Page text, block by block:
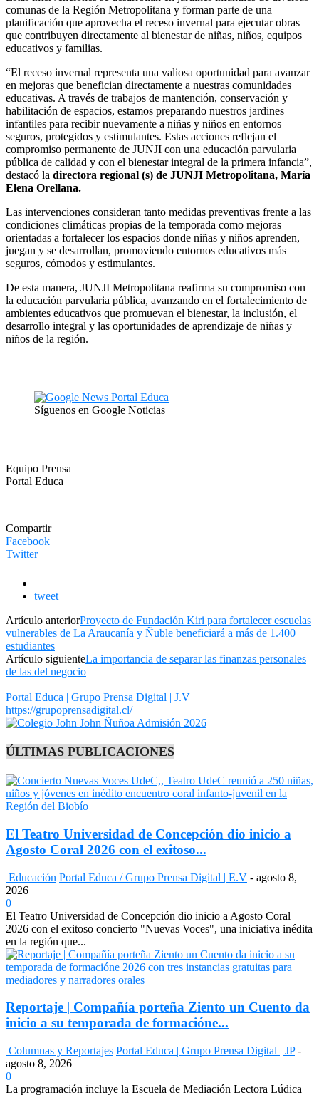
comunas de la Región Metropolitana y forman parte de una
planificación que aprovecha el receso invernal para ejecutar obras
que contribuyen directamente al bienestar de niñas, niños, equipos
educativos y familias.
“El receso invernal representa una valiosa oportunidad para avanzar
en mejoras que benefician directamente a nuestras comunidades
educativas. A través de trabajos de mantención, conservación y
habilitación de espacios, estamos preparando nuestros jardines
infantiles para recibir nuevamente a niñas y niños en entornos
seguros, protegidos y estimulantes. Estas acciones reflejan el
compromiso permanente de JUNJI con una educación parvularia
pública de calidad y con el bienestar integral de la primera infancia”,
destacó la directora regional (s) de JUNJI Metropolitana, María
Elena Orellana.
Las intervenciones consideran tanto medidas preventivas frente a las
condiciones climáticas propias de la temporada como mejoras
orientadas a fortalecer los espacios donde niñas y niños aprenden,
juegan y se desarrollan, promoviendo entornos educativos más
seguros, cómodos y estimulantes.
De esta manera, JUNJI Metropolitana reafirma su compromiso con
la educación parvularia pública, avanzando en el fortalecimiento de
ambientes educativos que promuevan el bienestar, la inclusión, el
desarrollo integral y las oportunidades de aprendizaje de niñas y
niños de la región.
Síguenos en Google Noticias
Equipo Prensa
Portal Educa
Compartir
Facebook
Twitter
tweet
Artículo anteriorProyecto de Fundación Kiri para fortalecer escuelas
vulnerables de La Araucanía y Ñuble beneficiará a más de 1.400
estudiantes
Artículo siguienteLa importancia de separar las finanzas personales
de las del negocio
Portal Educa | Grupo Prensa Digital | J.V
https://grupoprensadigital.cl/
ÚLTIMAS PUBLICACIONES
El Teatro Universidad de Concepción dio inicio a
Agosto Coral 2026 con el exitoso...
Educación Portal Educa / Grupo Prensa Digital | E.V - agosto 8,
2026
0
El Teatro Universidad de Concepción dio inicio a Agosto Coral
2026 con el exitoso concierto "Nuevas Voces", una iniciativa inédita
en la región que...
Reportaje | Compañía porteña Ziento un Cuento da
inicio a su temporada de formacióne...
Columnas y Reportajes Portal Educa | Grupo Prensa Digital | JP -
agosto 8, 2026
0
La programación incluye la Escuela de Mediación Lectora Lúdica